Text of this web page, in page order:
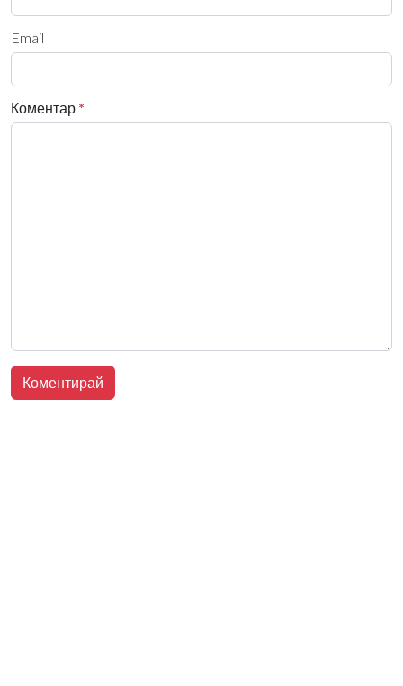
Email
Коментар *